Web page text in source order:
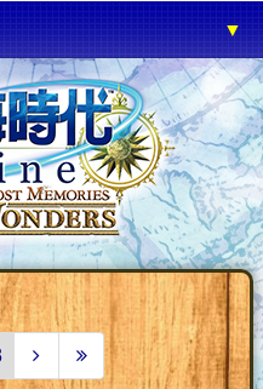
▼
▼
▼
▼
▼
▼
▼
▼
▼